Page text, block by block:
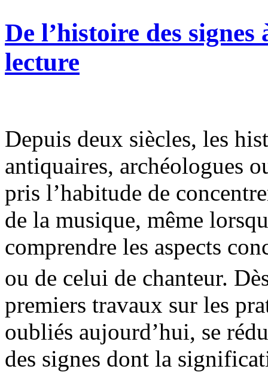
De l’histoire des
lecture
Depuis deux siècles, les
antiquaires, archéologues
pris l’habitude de
de la musique, même
comprendre les aspects
ou de celui de chanteur.
premiers travaux sur les
oubliés aujourd’hui, se
des signes dont la